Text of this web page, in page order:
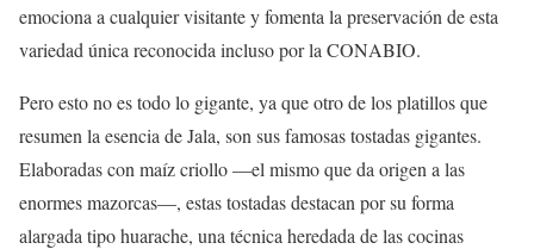
emociona a cualquier visitante y fomenta la preservación de esta
variedad única reconocida incluso por la CONABIO.
Pero esto no es todo lo gigante, ya que otro de los platillos que
resumen la esencia de Jala, son sus famosas tostadas gigantes.
Elaboradas con maíz criollo —el mismo que da origen a las
enormes mazorcas—, estas tostadas destacan por su forma
alargada tipo huarache, una técnica heredada de las cocinas